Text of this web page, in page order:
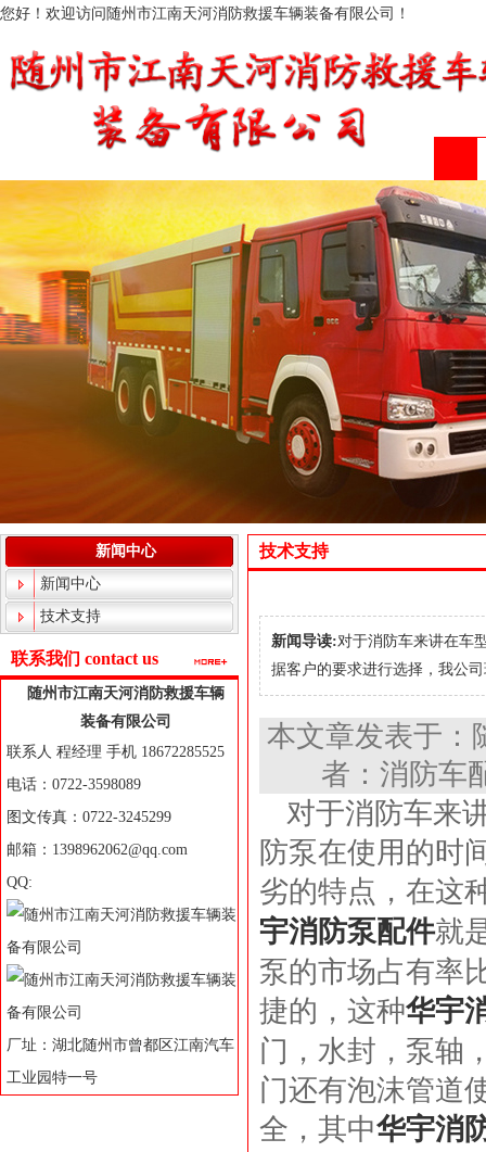
您好！欢迎访问随州市江南天河消防救援车辆装备有限公司！
新闻中心
新闻中心
技术支持
联系我们 contact us
随州市江南天河消防救援车辆
装备有限公司
联系人 程经理 手机 18672285525
电话：0722-3598089
图文传真：0722-3245299
邮箱：1398962062@qq.com
QQ:
厂址：湖北随州市曾都区江南汽车
工业园特一号
技术支持
新闻导读:对于消防车来讲在车
据客户的要求进行选择，我公
本文章发表于
者：消防车
对于消防车来
防泵在使用的时
劣的特点，在这
宇消防泵配件就
泵的市场占有率
捷的，这种华宇
门，水封，泵轴
门还有泡沫管道
全，其中华宇消